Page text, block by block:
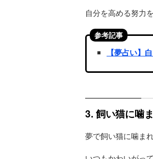
自分を高める努力
参考記事
【夢占い】
3. 飼い猫に噛
夢で飼い猫に噛ま